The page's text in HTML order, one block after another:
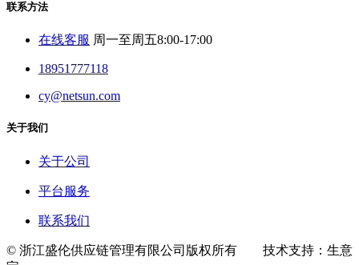
联系方法
在线客服 周一至周五8:00-17:00
18951777118
cy@netsun.com
关于我们
关于公司
平台服务
联系我们
© 浙江盛伦供应链管理有限公司版权所有 技术支持：生意